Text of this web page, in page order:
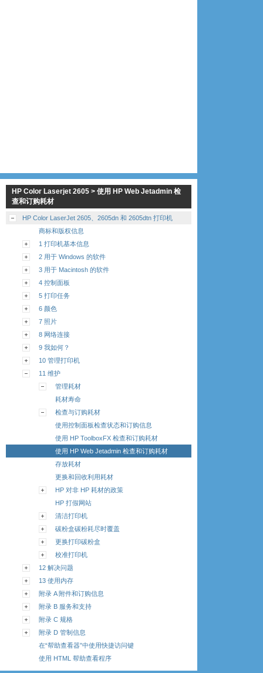
HP Color Laserjet 2605 > 使用 HP Web Jetadmin 检
查和订购耗材
HP Color LaserJet 2605、2605dn 和 2605dtn 打印机
商标和版权信息
1 打印机基本信息
2 用于 Windows 的软件
3 用于 Macintosh 的软件
4 控制面板
5 打印任务
6 颜色
7 照片
8 网络连接
9 我如何？
10 管理打印机
11 维护
管理耗材
耗材寿命
检查与订购耗材
使用控制面板检查状态和订购信息
使用 HP ToolboxFX 检查和订购耗材
使用 HP Web Jetadmin 检查和订购耗材
存放耗材
更换和回收利用耗材
HP 对非 HP 耗材的政策
HP 打假网站
清洁打印机
碳粉盒碳粉耗尽时覆盖
更换打印碳粉盒
校准打印机
12 解决问题
13 使用内存
附录 A 附件和订购信息
附录 B 服务和支持
附录 C 规格
附录 D 管制信息
在“帮助查看器”中使用快捷访问键
使用 HTML 帮助查看程序